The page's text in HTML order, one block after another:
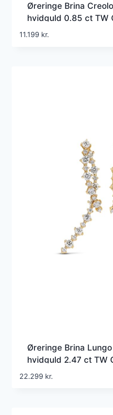
Øreringe Brina
hvidguld 0.85 ct TW
diamanter
11.199 kr.
Øreringe Brina
hvidguld 2.47 ct TW
diamanter
22.299 kr.